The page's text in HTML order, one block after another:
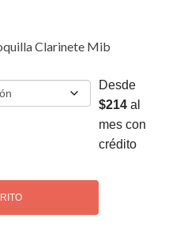
Clarinete Mib
Desde
$214 al
mes con
crédito